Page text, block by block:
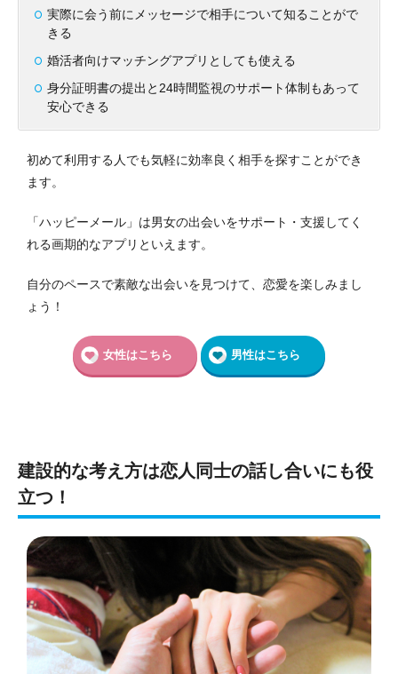
実際に会う前にメッセージで相手について知ることがで
きる
婚活者向けマッチングアプリとしても使える
身分証明書の提出と24時間監視のサポート体制もあって
安心できる
初めて利用する人でも気軽に効率良く相手を探すことができ
ます。
「ハッピーメール」は男女の出会いをサポート・支援してく
れる画期的なアプリといえます。
自分のペースで素敵な出会いを見つけて、恋愛を楽しみまし
ょう！
女性はこちら 男性はこちら
建設的な考え方は恋人同士の話し合いにも役
立つ！